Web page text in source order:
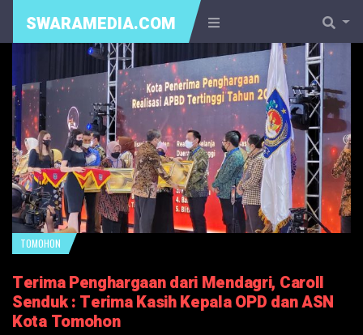
SWARAMEDIA.COM
TOMOHON
Terima Penghargaan dari Mendagri, Caroll
Senduk : Terima Kasih Kepala OPD dan ASN
Kota Tomohon